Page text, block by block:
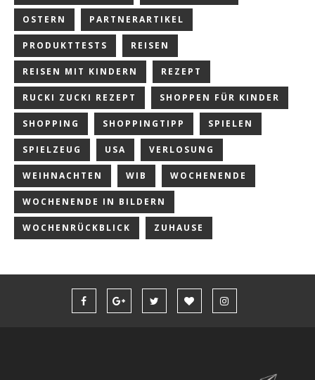
OSTERN PARTNERARTIKEL
PRODUKTTESTS REISEN
REISEN MIT KINDERN REZEPT
RUCKI ZUCKI REZEPT SHOPPEN FÜR KINDER
SHOPPING SHOPPINGTIPP SPIELEN
SPIELZEUG USA VERLOSUNG
WEIHNACHTEN WIB WOCHENENDE
WOCHENENDE IN BILDERN
WOCHENRÜCKBLICK ZUHAUSE